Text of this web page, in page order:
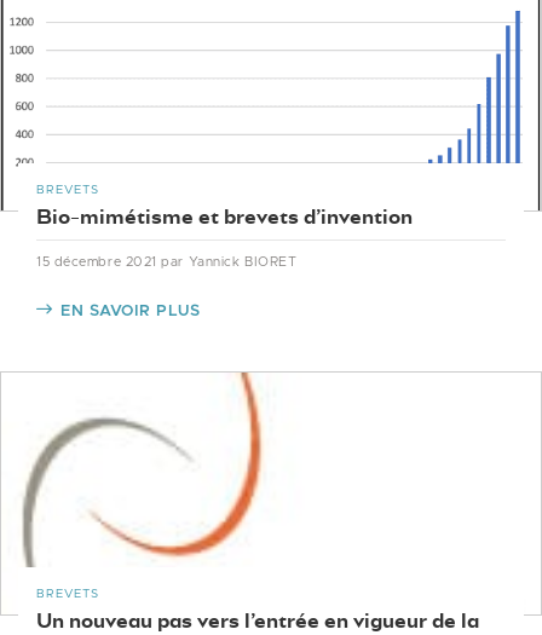
BREVETS
Bio-mimétisme et brevets d’invention
15 décembre 2021 par Yannick BIORET
EN SAVOIR PLUS
BREVETS
Un nouveau pas vers l’entrée en vigueur de la